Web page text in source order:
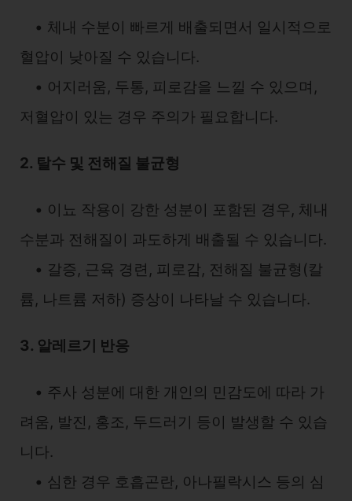
• 체내 수분이 빠르게 배출되면서 일시적으로
혈압이 낮아질 수 있습니다.
• 어지러움, 두통, 피로감을 느낄 수 있으며,
저혈압이 있는 경우 주의가 필요합니다.
2. 탈수 및 전해질 불균형
• 이뇨 작용이 강한 성분이 포함된 경우, 체내
수분과 전해질이 과도하게 배출될 수 있습니다.
• 갈증, 근육 경련, 피로감, 전해질 불균형(칼
륨, 나트륨 저하) 증상이 나타날 수 있습니다.
3. 알레르기 반응
• 주사 성분에 대한 개인의 민감도에 따라 가
려움, 발진, 홍조, 두드러기 등이 발생할 수 있습
니다.
• 심한 경우 호흡곤란, 아나필락시스 등의 심